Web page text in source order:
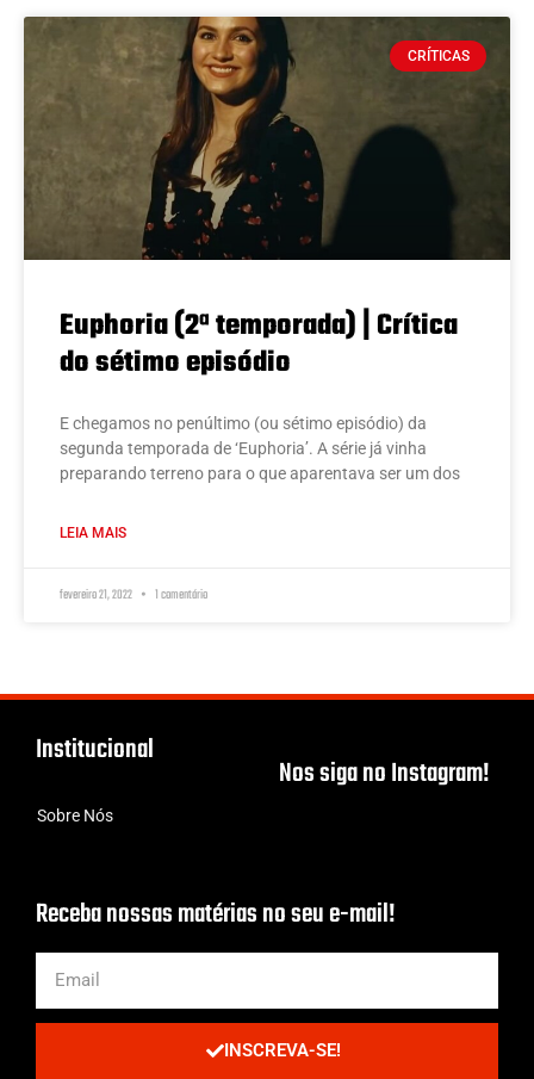
CRÍTICAS
Euphoria (2ª temporada) | Crítica
do sétimo episódio
E chegamos no penúltimo (ou sétimo episódio) da
segunda temporada de ‘Euphoria’. A série já vinha
preparando terreno para o que aparentava ser um dos
LEIA MAIS
fevereiro 21, 2022 1 comentário
Institucional
Sobre Nós
Nos siga no Instagram!
Receba nossas matérias no seu e-mail!
INSCREVA-SE!